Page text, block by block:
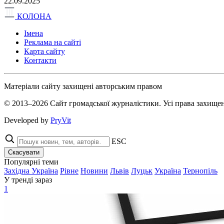
КОЛОНА
Імена
Реклама на сайті
Карта сайту
Контакти
Матеріали сайту захищені авторським правом
© 2013–2026 Сайт громадської журналістики. Усі права
Developed by PryVit
ESC
Скасувати
Популярні теми
Західна Україна Рівне Новини Львів Луцьк Україна Тернопіль
У тренді зараз
1